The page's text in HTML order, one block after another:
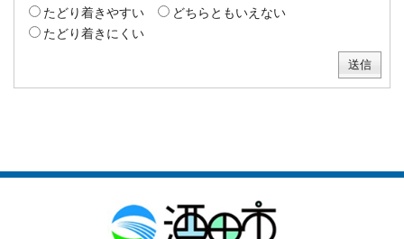
たどり着きやすい
どちらともいえない
たどり着きにくい